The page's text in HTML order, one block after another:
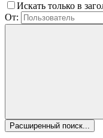
Искать только в
От:
Расширенный поиск...